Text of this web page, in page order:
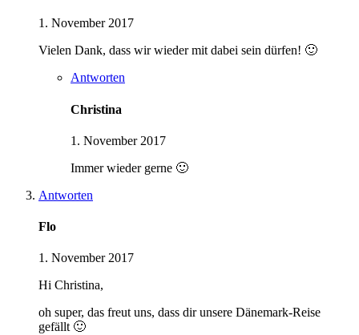
1. November 2017
Vielen Dank, dass wir wieder mit dabei sein dürfen! 🙂
Antworten
Christina
1. November 2017
Immer wieder gerne 🙂
Antworten
Flo
1. November 2017
Hi Christina,
oh super, das freut uns, dass dir unsere Dänemark-Reise
gefällt 🙂